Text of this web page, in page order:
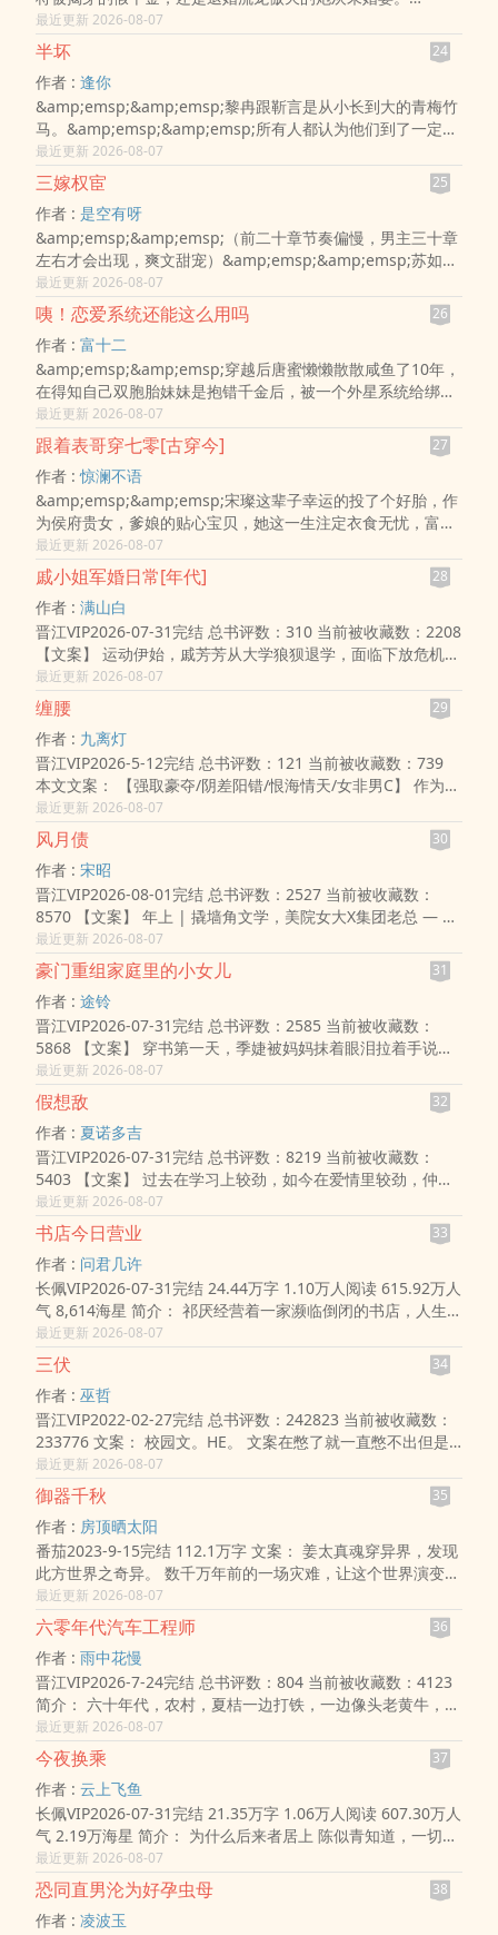
&amp;emsp;&amp;emsp;真地狱开局。
&amp;emsp;&amp;emsp;本想苟一苟，嫁给龙傲天也不错。
&amp;emsp;&amp;emsp;但穿书的时机好像不太对，此时此
刻她正在退婚的路上。&a
最近更新 2026-08-07
半坏 24
作者 :逢你
&amp;emsp;&amp;emsp;黎冉跟靳言是从小长到大的青梅竹
马。&amp;emsp;&amp;emsp;所有人都认为他们到了一定年
龄就会结婚，事实也的确如此。&amp;emsp;&amp;emsp;婚
后第二年，他们就有了一个女儿。&amp;emsp;&amp;emsp;
在外人眼里，他们是模范夫妻模范父母模范子女。&
最近更新 2026-08-07
三嫁权宦 25
作者 :是空有呀
&amp;emsp;&amp;emsp;（前二十章节奏偏慢，男主三十章
左右才会出现，爽文甜宠）&amp;emsp;&amp;emsp;苏如棠
乃尊贵的世家嫡女。无奈前世认人不清，为周承儒悉心养大外
室子，助他平步青云。&amp;emsp;&amp;emsp;小人一朝得
志，苏如棠这踏脚石被弃如敝履、苏家满门..
最近更新 2026-08-07
咦！恋爱系统还能这么用吗 26
作者 :富十二
&amp;emsp;&amp;emsp;穿越后唐蜜懒懒散散咸鱼了10年，
在得知自己双胞胎妹妹是抱错千金后，被一个外星系统给绑定
了！此时她才知道自己穿成了一本霸总文中活不过第一章的炮
灰……&amp;emsp;&amp;emsp;系统：您当前的生命余额仅
剩七天，不做攻略任务就得死..
最近更新 2026-08-07
跟着表哥穿七零[古穿今] 27
作者 :惊澜不语
&amp;emsp;&amp;emsp;宋璨这辈子幸运的投了个好胎，作
为侯府贵女，爹娘的贴心宝贝，她这一生注定衣食无忧，富贵
无双。&amp;emsp;&amp;emsp;可没想到的是，好日子过了
才十六年，她就一命呜呼了。&amp;emsp;&amp;emsp;这上
哪儿说理去！&amp;emsp;&amp;emsp;好在峰回路转，她没
最近更新 2026-08-07
戚小姐军婚日常[年代] 28
作者 :满山白
晋江VIP2026-07-31完结 总书评数：310 当前被收藏数：2208
【文案】 运动伊始，戚芳芳从大学狼狈退学，面临下放危机。
姑姑：你成分不好，男方是军人，能护得住你，更重要的是，
他不嫌弃你成..
最近更新 2026-08-07
缠腰 29
作者 : 九离灯
晋江VIP2026-5-12完结 总书评数：121 当前被收藏数：739
本文文案： 【强取豪夺/阴差阳错/恨海情天/女非男C】 作为暗
门细作，她十五岁时便初具艳姿被少主裴镜占有，得名“阿
宁”。 两年后，..
最近更新 2026-08-07
风月债 30
作者 :宋昭
晋江VIP2026-08-01完结 总书评数：2527 当前被收藏数：
8570 【文案】 年上 | 撬墙角文学，美院女大X集团老总 — 初
见周怀森，孟知南跟当时的男友感情正好。 男人毫无征兆地闯
入她的生..
最近更新 2026-08-07
豪门重组家庭里的小女儿 31
作者 :途铃
晋江VIP2026-07-31完结 总书评数：2585 当前被收藏数：
5868 【文案】 穿书第一天，季婕被妈妈抹着眼泪拉着手说，
“乖女儿相信我，这次真的不一样。” 她一脸懵地跟着妈妈搬进
了豪宅，才发现，自..
最近更新 2026-08-07
假想敌 32
作者 : 夏诺多吉
晋江VIP2026-07-31完结 总书评数：8219 当前被收藏数：
5403 【文案】 过去在学习上较劲，如今在爱情里较劲，仲羽
想，如果她跟乔思衡没缘分做恋人，那就做一辈子的敌人也不
错。 淡人浓情vs浪人..
最近更新 2026-08-07
书店今日营业 33
作者 : 问君几许
长佩VIP2026-07-31完结 24.44万字 1.10万人阅读 615.92万人
气 8,614海星 简介： 祁厌经营着一家濒临倒闭的书店，人生
目标是混吃等死。 乐锦羡是个还没有被残酷现实荼毒的男大学
生。 因..
最近更新 2026-08-07
三伏 34
作者 :巫哲
晋江VIP2022-02-27完结 总书评数：242823 当前被收藏数：
233776 文案： 校园文。HE。 文案在憋了就一直憋不出但是
真的一直在憋……（可能憋不出来了10.17） 封面感谢@苏荼
内容标签：校..
最近更新 2026-08-07
御器千秋 35
作者 : 房顶晒太阳
番茄2023-9-15完结 112.1万字 文案： 姜太真魂穿异界，发现
此方世界之奇异。 数千万年前的一场灾难，让这个世界演变为
了一个御使灵器的世界，只有成为御器师，才能在这个世界生
存下去。 ..
最近更新 2026-08-07
六零年代汽车工程师 36
作者 :雨中花慢
晋江VIP2026-7-24完结 总书评数：804 当前被收藏数：4123
简介： 六十年代，农村，夏桔一边打铁，一边像头老黄牛，任
劳任怨地伺候瘫痪的干爹干娘，洗衣做饭做家务。 在这家人看
来，她是长得俊..
最近更新 2026-08-07
今夜换乘 37
作者 :云上飞鱼
长佩VIP2026-07-31完结 21.35万字 1.06万人阅读 607.30万人
气 2.19万海星 简介： 为什么后来者居上 陈似青知道，一切荒
唐都始于那个昏乱的午后 无人空寝，暑热蝉鸣 陈似青没听到
不远..
最近更新 2026-08-07
恐同直男沦为好孕虫母 38
作者 :凌波玉